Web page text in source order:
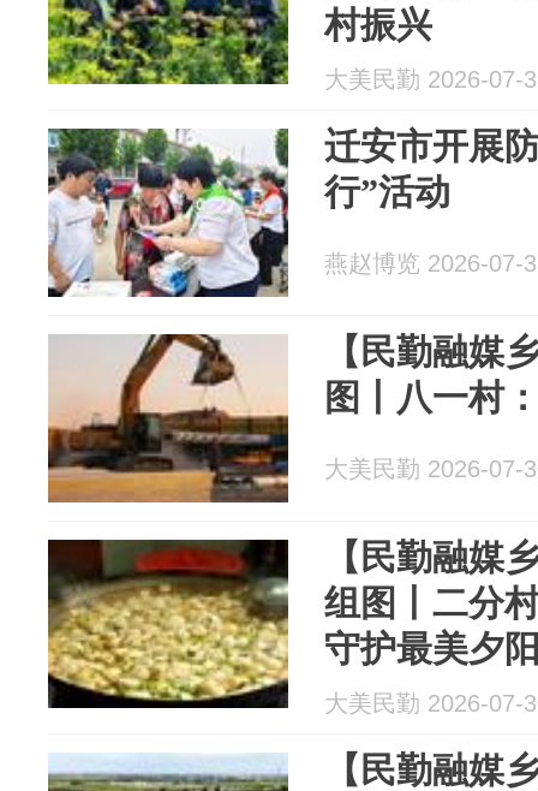
村振兴
大美民勤 2026-07-
迁安市开展
行”活动
燕赵博览 2026-07-
【民勤融媒
图丨八一村
大美民勤 2026-07-
【民勤融媒
组图丨二分
守护最美夕
大美民勤 2026-07-
【民勤融媒